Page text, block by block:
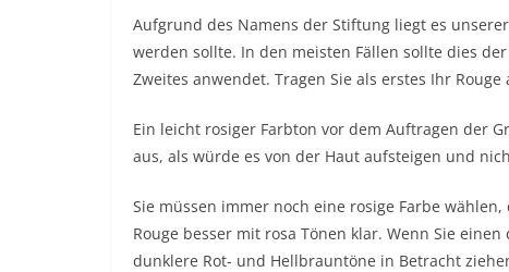
Aufgrund des Namens der Stiftung liegt es
werden sollte. In den meisten Fällen sollte dies
Zweites anwendet. Tragen Sie als erstes Ihr
Ein leicht rosiger Farbton vor dem Auftragen der
aus, als würde es von der Haut aufsteigen und
Sie müssen immer noch eine rosige Farbe
Rouge besser mit rosa Tönen klar. Wenn Sie
dunklere Rot- und Hellbrauntöne in Betracht